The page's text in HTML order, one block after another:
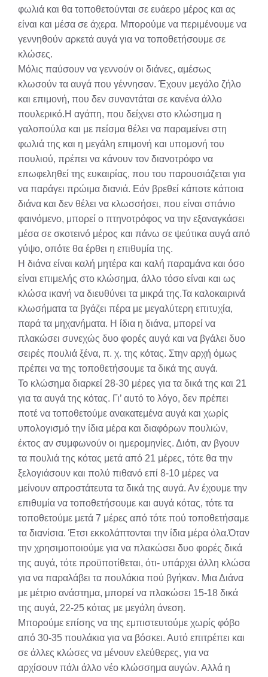
φωλιά και θα τοποθετούνται σε ευάερο μέρος και ας
είναι και μέσα σε άχερα. Μπορούμε να περιμένουμε να
γεννηθούν αρκετά αυγά για να τοποθετήσουμε σε
κλώσες.
Μόλις παύσουν να γεννούν οι διάνες, αμέσως
κλωσούν τα αυγά που γέννησαν. Έχουν μεγάλο ζήλο
και επιμονή, που δεν συναντάται σε κανένα άλλο
πουλερικό.Η αγάπη, που δείχνει στο κλώσημα η
γαλοπούλα και με πείσμα θέλει να παραμείνει στη
φωλιά της και η μεγάλη επιμονή και υπομονή του
πουλιού, πρέπει να κάνουν τον διανοτρόφο να
επωφεληθεί της ευκαιρίας, που του παρουσιάζεται για
να παράγει πρώιμα διανιά. Εάν βρεθεί κάποτε κάποια
διάνα και δεν θέλει να κλωσσήσει, που είναι σπάνιο
φαινόμενο, μπορεί ο πτηνοτρόφος να την εξαναγκάσει
μέσα σε σκοτεινό μέρος και πάνω σε ψεύτικα αυγά από
γύψο, οπότε θα έρθει η επιθυμία της.
Η διάνα είναι καλή μητέρα και καλή παραμάνα και όσο
είναι επιμελής στο κλώσημα, άλλο τόσο είναι και ως
κλώσα ικανή να διευθύνει τα μικρά της.Τα καλοκαιρινά
κλωσήματα τα βγάζει πέρα με μεγαλύτερη επιτυχία,
παρά τα μηχανήματα. Η ίδια η διάνα, μπορεί να
πλακώσει συνεχώς δυο φορές αυγά και να βγάλει δυο
σειρές πουλιά ξένα, π. χ. της κότας. Στην αρχή όμως
πρέπει να της τοποθετήσουμε τα δικά της αυγά.
Το κλώσημα διαρκεί 28-30 μέρες για τα δικά της και 21
για τα αυγά της κότας. Γι’ αυτό το λόγο, δεν πρέπει
ποτέ να τοποθετούμε ανακατεμένα αυγά και χωρίς
υπολογισμό την ίδια μέρα και διαφόρων πουλιών,
έκτος αν συμφωνούν οι ημερομηνίες. Διότι, αν βγουν
τα πουλιά της κότας μετά από 21 μέρες, τότε θα την
ξελογιάσουν και πολύ πιθανό επί 8-10 μέρες να
μείνουν απροστάτευτα τα δικά της αυγά. Αν έχουμε την
επιθυμία να τοποθετήσουμε και αυγά κότας, τότε τα
τοποθετούμε μετά 7 μέρες από τότε πού τοποθετήσαμε
τα διανίσια. Έτσι εκκολάπτονται την ίδια μέρα όλα.Όταν
την χρησιμοποιούμε για να πλακώσει δυο φορές δικά
της αυγά, τότε προϋποτίθεται, ότι- υπάρχει άλλη κλώσα
για να παραλάβει τα πουλάκια πού βγήκαν. Μια Διάνα
με μέτριο ανάστημα, μπορεί να πλακώσει 15-18 δικά
της αυγά, 22-25 κότας με μεγάλη άνεση.
Μπορούμε επίσης να της εμπιστευτούμε χωρίς φόβο
από 30-35 πουλάκια για να βόσκει. Αυτό επιτρέπει και
σε άλλες κλώσες να μένουν ελεύθερες, για να
αρχίσουν πάλι άλλο νέο κλώσσημα αυγών. Αλλά η